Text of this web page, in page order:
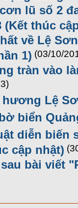
lũ số 2
(Kết thúc
về Lệ
1) (03/10/
tràn vào
hương Lệ
biển
diễn biến
cập nhật)
bài viết